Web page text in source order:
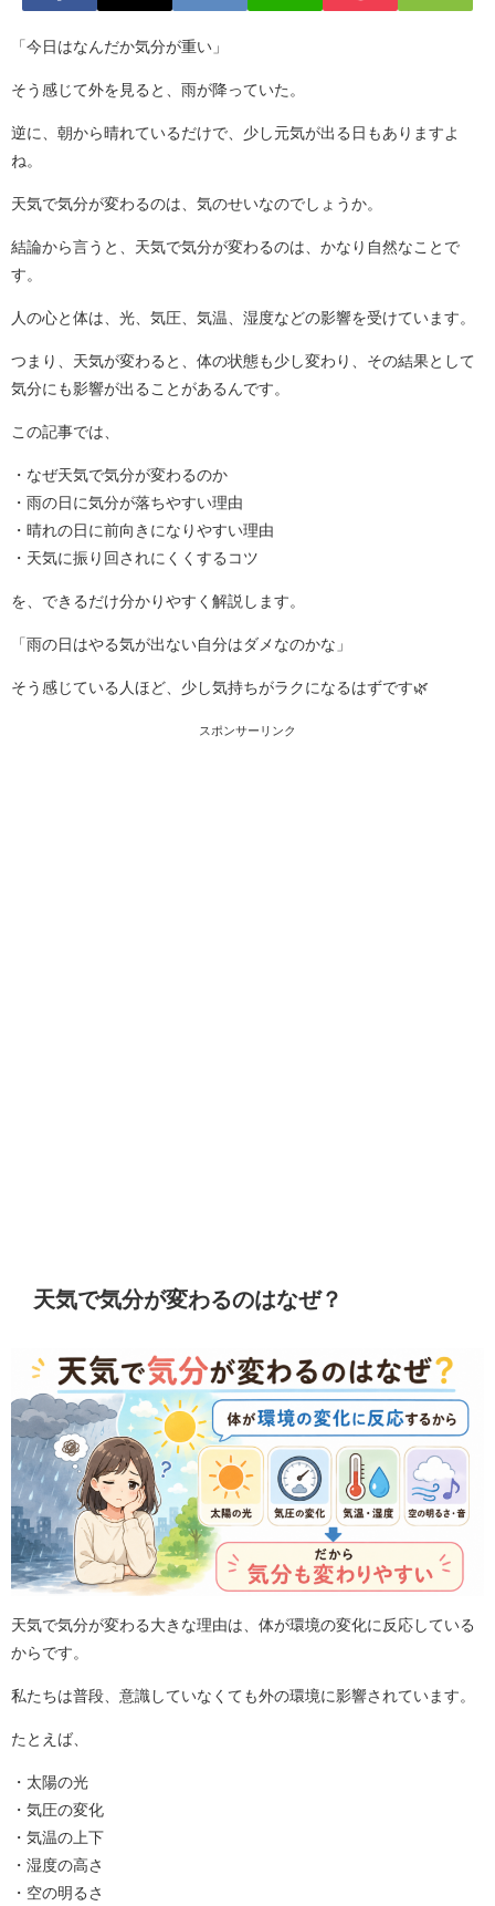
「今日はなんだか気分が重い」
そう感じて外を見ると、雨が降っていた。
逆に、朝から晴れているだけで、少し元気が出る日もありますよ
ね。
天気で気分が変わるのは、気のせいなのでしょうか。
結論から言うと、天気で気分が変わるのは、かなり自然なことで
す。
人の心と体は、光、気圧、気温、湿度などの影響を受けています。
つまり、天気が変わると、体の状態も少し変わり、その結果として
気分にも影響が出ることがあるんです。
この記事では、
・なぜ天気で気分が変わるのか
・雨の日に気分が落ちやすい理由
・晴れの日に前向きになりやすい理由
・天気に振り回されにくくするコツ
を、できるだけ分かりやすく解説します。
「雨の日はやる気が出ない自分はダメなのかな」
そう感じている人ほど、少し気持ちがラクになるはずです🌿
スポンサーリンク
天気で気分が変わるのはなぜ？
天気で気分が変わる大きな理由は、体が環境の変化に反応している
からです。
私たちは普段、意識していなくても外の環境に影響されています。
たとえば、
・太陽の光
・気圧の変化
・気温の上下
・湿度の高さ
・空の明るさ